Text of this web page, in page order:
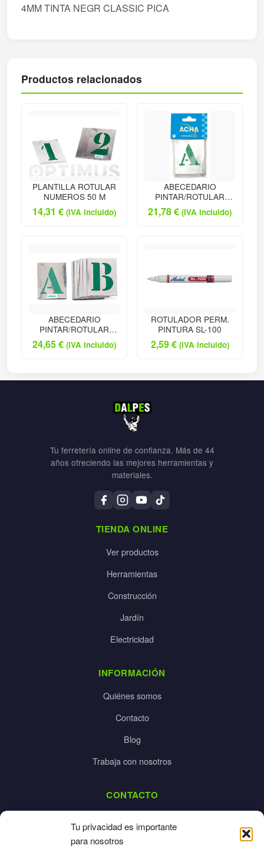
Tu privacidad es importante
para nosotros
4MM TINTA NEGR CLASSIC PICA
Productos relacionados
PLANTILLA ROTULAR
NUMEROS 50 M
14,31 € (IVA incluido)
ABECEDARIO
PINTAR/ROTULAR
21,78€ (IVA incluido)
ABECEDARIO
PINTAR/ROTULAR
24,65€ (IVA incluido)
ROTULADOR PERM.
PINTURA SL-100
2,59€ (IVA incluido)
Tu ferretería online de confianza. Más de 44
años ofreciendo las mejores herramientas y
materiales.
TIENDA ONLINE
Ver productos
Herramientas
Construcción
Jardín
Electricidad
INFORMACIÓN
Quiénes somos
Contacto
Blog
Trabaja con nosotros
CONTACTO
925 532 213